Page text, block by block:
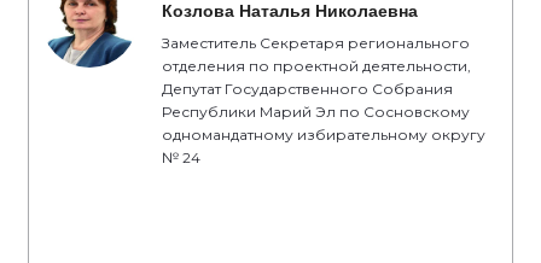
Козлова Наталья Николаевна
Заместитель Секретаря регионального
отделения по проектной деятельности,
Депутат Государственного Собрания
Республики Марий Эл по Сосновскому
одномандатному избирательному округу
№ 24